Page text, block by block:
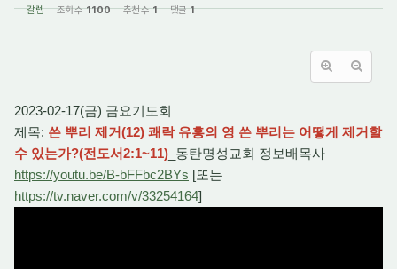
갈렙 조회 수1100 추천 수1 댓글1
2023-02-17(금) 금요기도회
제목: 쓴 뿌리 제거(12) 쾌락 유흥의 영 쓴 뿌리는 어떻게 제거할
수 있는가?(전도서2:1~11) _동탄명성교회 정보배목사
https://youtu.be/B-bFFbc2BYs [또는
https://tv.naver.com/v/33254164]